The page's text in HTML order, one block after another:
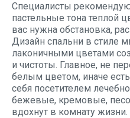
Специалисты
пастельные тона теплой
вас нужна обстановка,
Дизайн спальни в стиле
лаконичными цветами
и чистоты. Главное, не
белым цветом, иначе
себя посетителем
бежевые, кремовые,
вдохнут в комнату жизни.